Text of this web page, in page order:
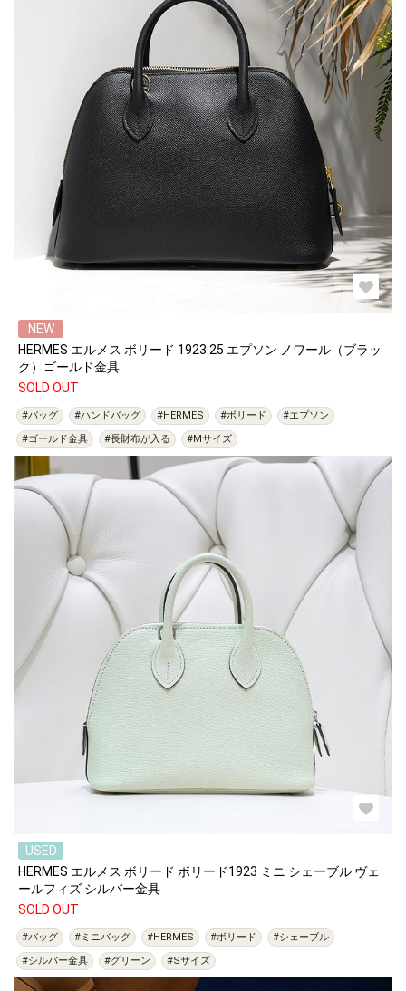
NEW
HERMES エルメス ボリード 1923 25 エプソン ノワール（ブラッ
ク）ゴールド金具
SOLD OUT
#バッグ #ハンドバッグ #HERMES #ボリード
#エプソン
#ゴールド金具
#長財布が入る #Mサイズ
USED
HERMES エルメス ボリード ボリード1923 ミニ シェーブル ヴェ
ールフィズ シルバー金具
SOLD OUT
#バッグ #ミニバッグ #HERMES #ボリード
#シェーブル
#シルバー金具
#グリーン #Sサイズ